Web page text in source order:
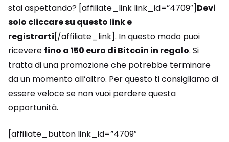
stai aspettando? [affiliate_link link_id=”4709″]Devi
solo cliccare su questo link e
registrarti[/affiliate_link]. In questo modo puoi
ricevere fino a 150 euro di Bitcoin in regalo. Si
tratta di una promozione che potrebbe terminare
da un momento all’altro. Per questo ti consigliamo di
essere veloce se non vuoi perdere questa
opportunità.
[affiliate_button link_id=”4709″